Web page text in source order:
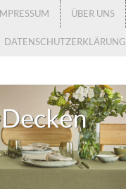
IMPRESSUM ÜBER UNS
DATENSCHUTZERKLÄRUNG